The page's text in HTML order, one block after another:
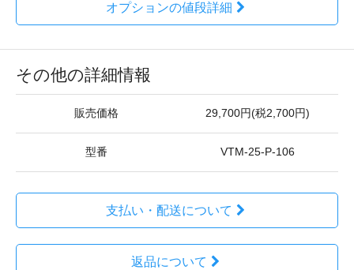
オプションの値段詳細
その他の詳細情報
販売価格 29,700円(税2,700円)
型番 VTM-25-P-106
支払い・配送について
返品について